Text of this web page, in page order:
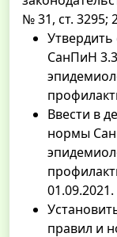
№ 31, ст. 3295;
СанПиН
Ввести в
нормы
01.09.2021.
правил и